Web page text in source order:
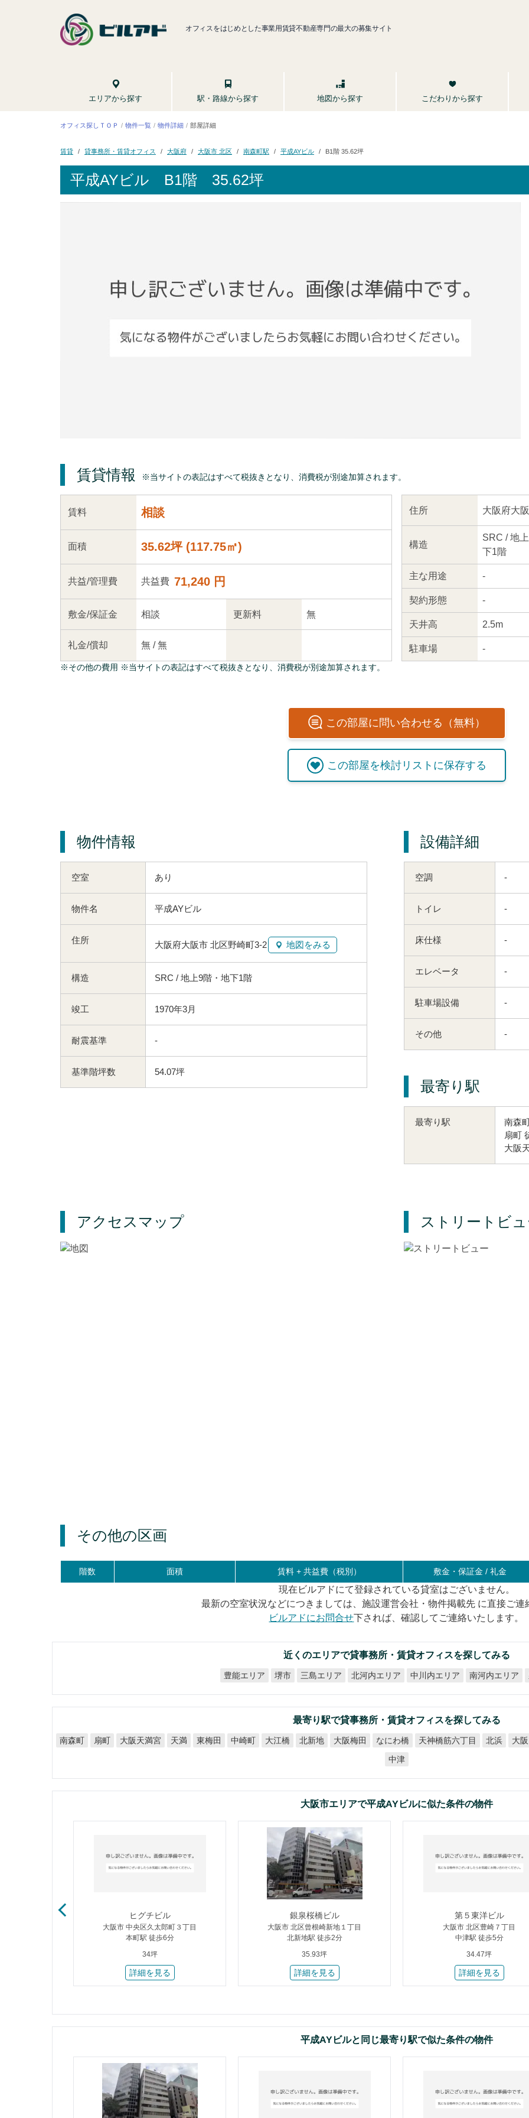
オフィスをはじめとした事業用賃貸不動産専門の最大の募集サイト
エリアから探す 駅・路線から探す 地図から探す こだわりから探す
オフィス探しＴＯＰ 物件一覧 物件詳細 部屋詳細
賃貸 貸事務所・賃貸オフィス 大阪府 大阪市 北区 南森町駅 平成AYビル B1階 35.62坪
平成AYビル B1階 35.62坪
賃貸情報 ※当サイトの表記はすべて税抜きとなり、消費税が別途加算されます。
賃料 相談
面積 35.62坪 (117.75㎡)
共益/管理費 共益費 71,240 円
敷金/保証金 相談 更新料 無
礼金/償却 無 /無
住所 大阪府大
構造
SRC / 地
下1階
主な用途 -
契約形態 -
天井高 2.5m
駐車場 -
※その他の費用 ※当サイトの表記はすべて税抜きとなり、消費税が別途加算されます。
この部屋に問い合わせる（無料）
この部屋を検討リストに保存する
物件情報
空室 あり
物件名 平成AYビル
住所 大阪府大阪市 北区野崎町3-2 地図をみる
構造 SRC / 地上9階・地下1階
竣工 1970年3月
耐震基準 -
基準階坪数 54.07坪
設備詳細
空調 -
トイレ -
床仕様 -
エレベータ -
駐車場設備 -
その他 -
最寄り駅
最寄り駅 南森
扇町
大阪
アクセスマップ ストリートビ
その他の区画
階数 面積 賃料 +共益費（税別） 敷金・保証金 / 礼金
現在ビルアドにて登録されている貸室はございません。
最新の空室状況などにつきましては、施設運営会社・物件掲載先 に直接ご連
ビルアドにお問合せ下されば、確認してご連絡いたします。
近くのエリアで貸事務所・賃貸オフィスを探してみる
豊能エリア 堺市 三島エリア 北河内エリア 中川内エリア 南河内エリア
最寄り駅で貸事務所・賃貸オフィスを探してみる
南森町 扇町 大阪天満宮 天満 東梅田 中崎町 大江橋 北新地 大阪梅田 なにわ橋 天神橋筋六丁目 北浜 大阪
中津
大阪市エリアで平成AYビルに似た条件の物件
ヒグチビル
大阪市 中央区久太郎町３丁目
本町駅 徒歩6分
34坪
詳細を見る
銀泉桜橋ビル
大阪市 北区曾根崎新地１丁目
北新地駅 徒歩2分
35.93坪
詳細を見る
第５東洋ビル
大阪市 北区豊崎７丁目
中津駅 徒歩5分
34.47坪
詳細を見る
平成AYビルと同じ最寄り駅で似た条件の物件